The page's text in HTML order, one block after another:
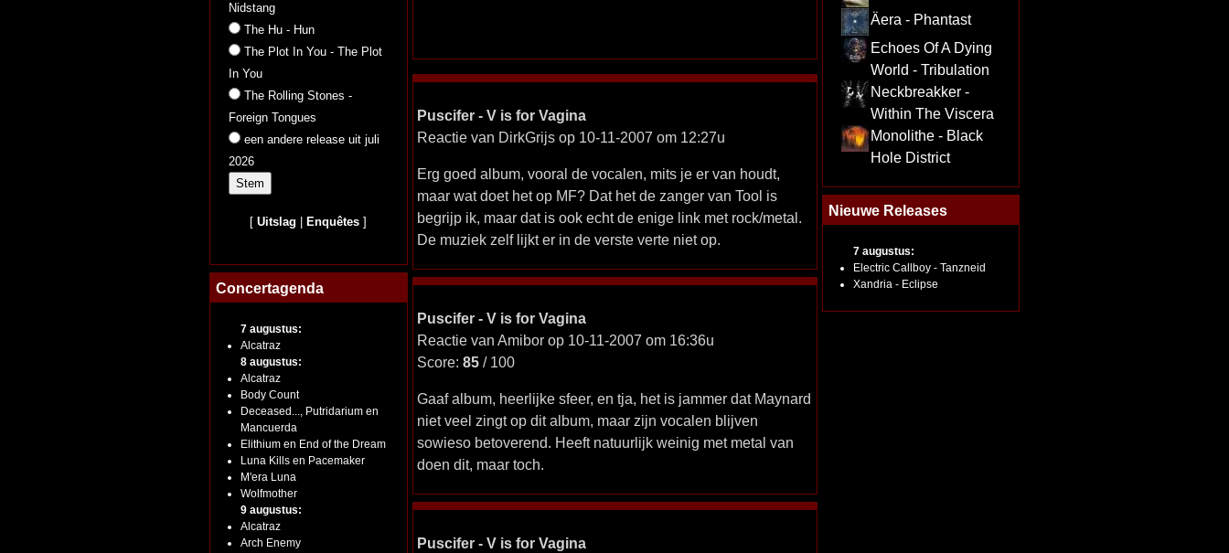
Nidstang
The Hu - Hun
The Plot In You - The Plot
In You
The Rolling Stones -
Foreign Tongues
een andere release uit juli
2026
[Uitslag Enquêtes ]
Concertagenda
7 augustus:
Alcatraz
8 augustus:
Alcatraz
Body Count
Deceased..., Putridarium en
Mancuerda
Elithium en End of the Dream
Luna Kills en Pacemaker
M'era Luna
Wolfmother
9 augustus:
Alcatraz
Arch Enemy
Puscifer - V is for Vagina
Reactie van DirkGrijs op 10-11-2007 om 12:27u
Erg goed album, vooral de vocalen, mits je er van houdt,
maar wat doet het op MF? Dat het de zanger van Tool is
begrijp ik, maar dat is ook echt de enige link met rock/metal.
De muziek zelf lijkt er in de verste verte niet op.
Puscifer - V is for Vagina
Reactie van Amibor op 10-11-2007 om 16:36u
Score: 85/ 100
Gaaf album, heerlijke sfeer, en tja, het is jammer dat Maynard
niet veel zingt op dit album, maar zijn vocalen blijven
sowieso betoverend. Heeft natuurlijk weinig met metal van
doen dit, maar toch.
Puscifer - V is for Vagina
Äera - Phantast
Echoes Of A Dying
World - Tribulation
Neckbreakker -
Within The Viscera
Monolithe - Black
Hole District
Nieuwe Releases
7 augustus:
Electric Callboy - Tanzneid
Xandria - Eclipse